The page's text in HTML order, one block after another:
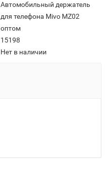
Автомобильный держатель
для телефона Mivo MZ02
оптом
15198
Нет в наличии